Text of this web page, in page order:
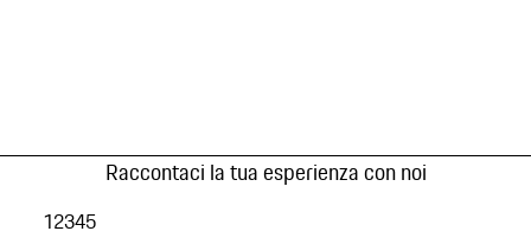
Raccontaci la tua esperienza con noi
12345